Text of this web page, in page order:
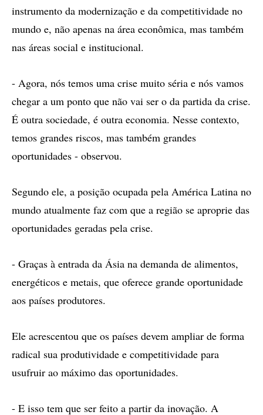
instrumento da modernização e da competitividade no
mundo e, não apenas na área econômica, mas também
nas áreas social e institucional.
- Agora, nós temos uma crise muito séria e nós vamos
chegar a um ponto que não vai ser o da partida da crise.
É outra sociedade, é outra economia. Nesse contexto,
temos grandes riscos, mas também grandes
oportunidades - observou.
Segundo ele, a posição ocupada pela América Latina no
mundo atualmente faz com que a região se aproprie das
oportunidades geradas pela crise.
- Graças à entrada da Ásia na demanda de alimentos,
energéticos e metais, que oferece grande oportunidade
aos países produtores.
Ele acrescentou que os países devem ampliar de forma
radical sua produtividade e competitividade para
usufruir ao máximo das oportunidades.
- E isso tem que ser feito a partir da inovação. A